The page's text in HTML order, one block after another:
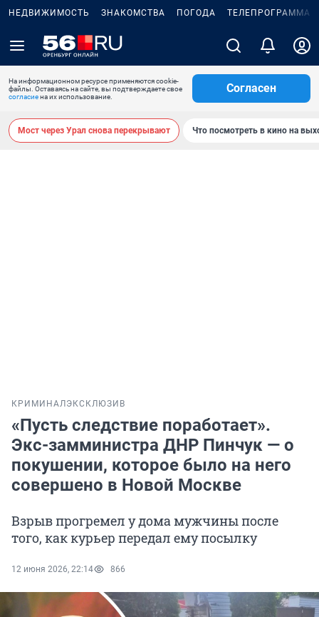
НЕДВИЖИМОСТЬ ЗНАКОМСТВА ПОГОДА ТЕЛЕПРОГРАММА
На информационном ресурсе применяются cookie-
файлы. Оставаясь на сайте, вы подтверждаете свое
согласиена их использование.
Согласен
Мост через Урал снова перекрывают Что посмотреть в кино на
КРИМИНАЛ ЭКСКЛЮЗИВ
«Пусть следствие поработает».
Экс-замминистра ДНР Пинчук — о
покушении, которое было на него
совершено в Новой Москве
Взрыв прогремел у дома мужчины после
того, как курьер передал ему посылку
12 июня 2026, 22:14 866